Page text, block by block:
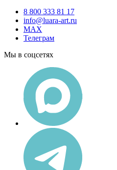
8 800 333 81 17
info@luara-art.ru
MAX
Телеграм
Мы в соцсетях